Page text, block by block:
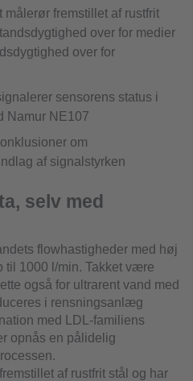
målerør fremstillet af rustfrit
over for medier
over for
sensorens status i
Namur NE107
om
af signalstyrken
selv med
flowhastigheder med høj
1000 l/min. Takket være
også for ultrarent vand med
i rensningsanlæg
med LDL-familiens
opnås en pålidelig
af rustfrit stål og har